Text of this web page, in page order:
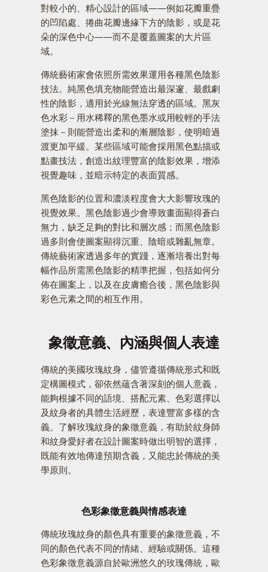
對較小的、精心設計的區域——例如花瓣重疊
的凹陷處、捲曲花瓣邊緣下方的陰影，或是花
朵的深色中心——而不是覆蓋圖案的大片區
域。
傳統藝術家會依照所需效果運用各種黑色陰影
技法。純黑色填充物能營造出最深邃、最戲劇
性的陰影，適用於光線無法穿透的區域。黑灰
色水彩－用水稀釋的黑色墨水或用較輕的手法
塗抹－則能營造出柔和的漸層陰影，使明暗過
渡更加平緩。某些區域可能會採用黑色點描或
點畫技法，創造出紋理豐富的陰影效果，增添
視覺趣味，並暗示特定的表面質感。
黑色陰影的位置和濃淡程度會大大影響玫瑰的
視覺效果。黑色陰影過少會導致畫面顯得蒼白
無力，缺乏足夠的對比和層次感；而黑色陰影
過多則會使圖案顯得沉重、陰暗或雜亂無章。
傳統藝術家透過多年的實踐，逐漸培養出對每
幅作品所需黑色陰影的精準把握，包括如何分
佈在圖案上，以及在皮膚癒合後，黑色陰影與
彩色元素之間的相互作用。
象徵意義、內涵與個人表達
傳統的美國玫瑰紋身，儘管遵循傳統形式和既
定構圖模式，卻依然蘊含著深刻的個人意義，
能夠根據不同的語境、搭配元素、色彩選擇以
及紋身者的具體生活經歷，表達豐富多樣的含
義。了解玫瑰紋身的象徵意義，有助於紋身師
和紋身愛好者在設計圖案時做出明智的選擇，
既能有效地傳達預期含義，又能忠於傳統的美
學原則。
色彩象徵意義與情感表達
傳統玫瑰紋身的顏色具有重要的象徵意義，不
同的顏色代表不同的情緒、經驗或關係。這種
色彩象徵意義源自於歐洲悠久的玫瑰傳統，歐